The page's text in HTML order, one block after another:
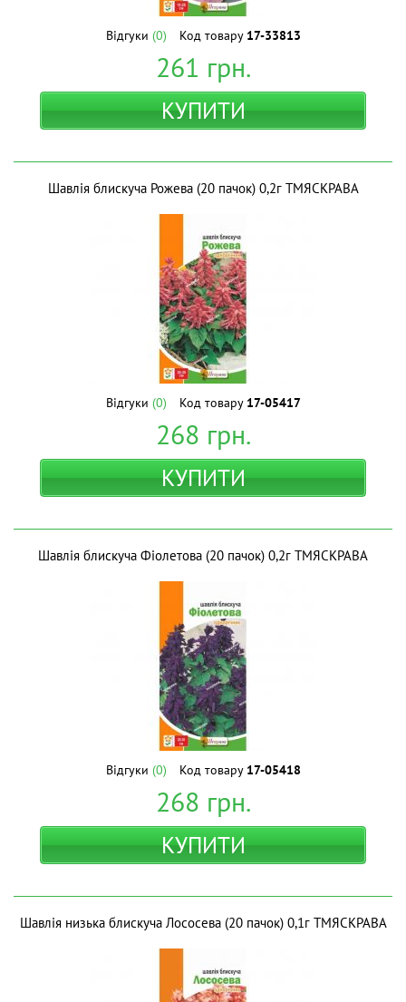
Відгуки (0) Код товару 17-33813
261 грн.
КУПИТИ
Шавлія блискуча Рожева (20 пачок) 0,2г ТМЯСКРАВА
Відгуки (0) Код товару 17-05417
268 грн.
КУПИТИ
Шавлія блискуча Фіолетова (20 пачок) 0,2г ТМЯСКРАВА
Відгуки (0) Код товару 17-05418
268 грн.
КУПИТИ
Шавлія низька блискуча Лососева (20 пачок) 0,1г ТМЯСКРАВА